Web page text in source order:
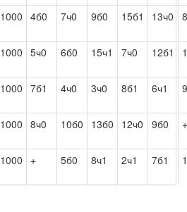
1000 4б0 7ч0 9б0 15б1 13ч0
1000 5ч0 6б0 15ч1 7ч0 12б1
1000 7б1 4ч0 3ч0 8б1 6ч1
1000 8ч0 10б0 13б0 12ч0 9б0 +
1000 + 5б0 8ч1 2ч1 7б1